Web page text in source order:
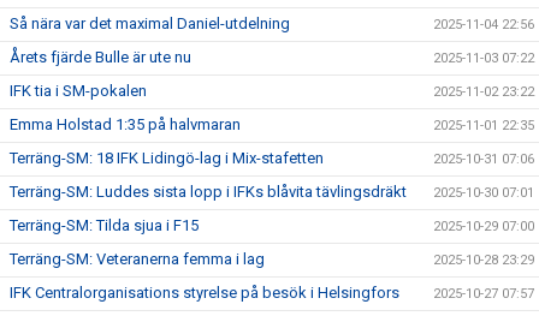
Så nära var det maximal Daniel-utdelning 2025-11-04 22:56
Årets fjärde Bulle är ute nu 2025-11-03 07:22
IFK tia i SM-pokalen 2025-11-02 23:22
Emma Holstad 1:35 på halvmaran 2025-11-01 22:35
Terräng-SM: 18 IFK Lidingö-lag i Mix-stafetten 2025-10-31 07:06
Terräng-SM: Luddes sista lopp i IFKs blåvita tävlingsdräkt 2025-10-30 07:01
Terräng-SM: Tilda sjua i F15 2025-10-29 07:00
Terräng-SM: Veteranerna femma i lag 2025-10-28 23:29
IFK Centralorganisations styrelse på besök i Helsingfors 2025-10-27 07:57